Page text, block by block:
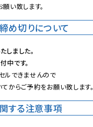
い致します。
め切りについて
ました。
中です。
ルできませんので
からご予約をお願い致します。
する注意事項